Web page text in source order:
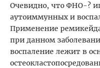
Очевидно, что ФНО-?
аутоиммунных и
Применение
при данном
воспаление лежит в